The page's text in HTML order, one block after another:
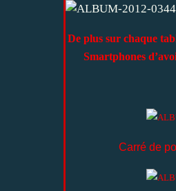
De plus sur chaque
Smartphones
Carré de